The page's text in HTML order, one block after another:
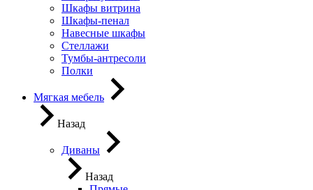
Шкафы витрина
Шкафы-пенал
Навесные шкафы
Стеллажи
Тумбы-антресоли
Полки
Мягкая мебель
Назад
Диваны
Назад